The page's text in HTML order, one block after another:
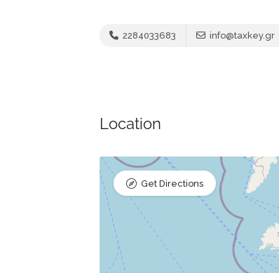
2284033683 info@taxkey.gr
Location
Get Directions